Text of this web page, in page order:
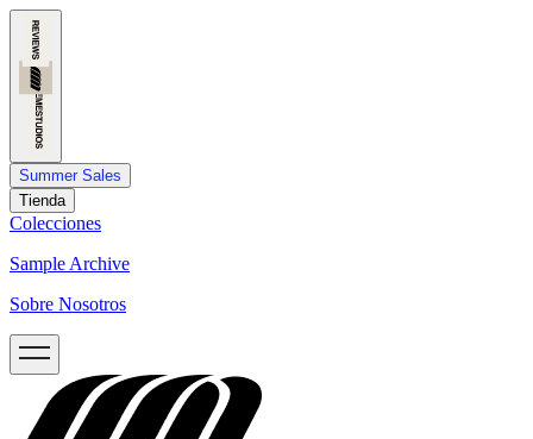
Summer Sales
Tienda
Colecciones
Sample Archive
Sobre Nosotros